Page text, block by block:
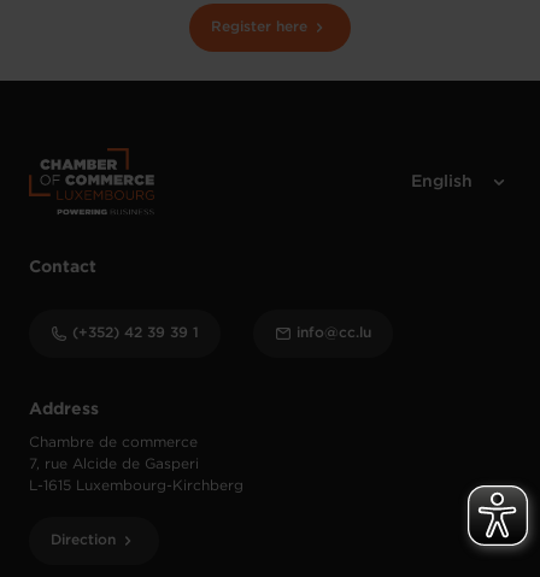
Register here
Address
Chambre de commerce
7, rue Alcide de Gasperi
L-1615 Luxembourg-Kirchberg
Direction
Contact
(+352) 42 39 39 1 info@cc.lu